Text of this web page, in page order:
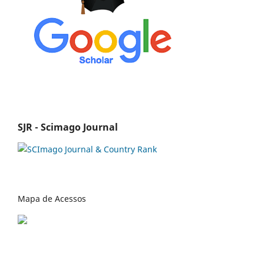
SJR - Scimago Journal
Mapa de Acessos